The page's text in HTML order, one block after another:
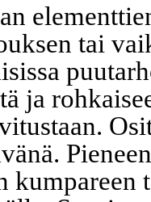
tai
ja
kumpareen